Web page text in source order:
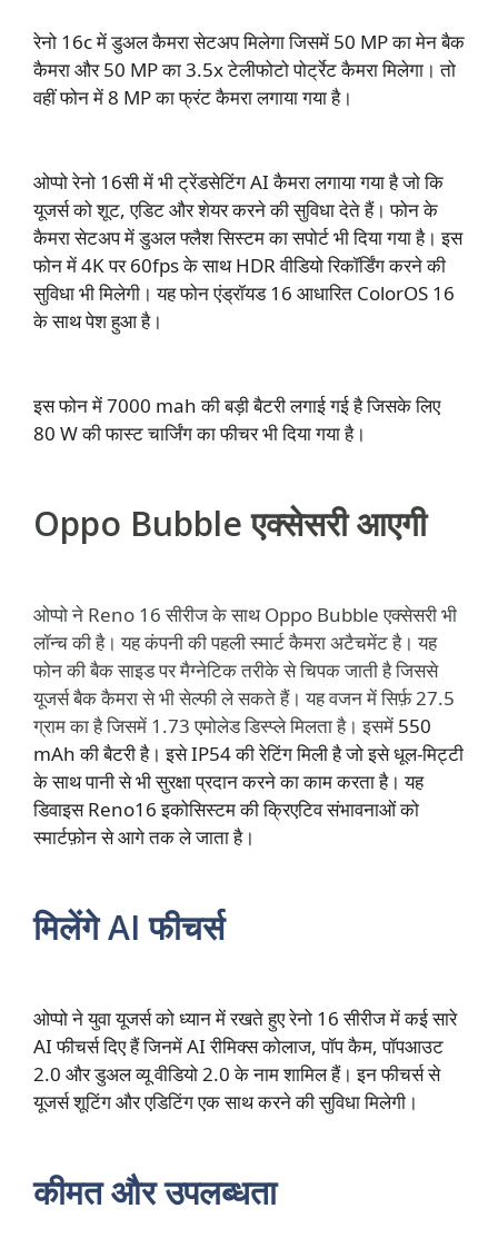
रेनो 16c में डुअल कैमरा सेटअप मिलेगा जिसमें 50 MP का मेन बैक
कैमरा और 50 MP का 3.5x टेलीफोटो पोर्ट्रेट कैमरा मिलेगा। तो
वहीं फोन में 8 MP का फ्रंट कैमरा लगाया गया है।
ओप्पो रेनो 16सी में भी ट्रेंडसेटिंग AI कैमरा लगाया गया है जो कि
यूजर्स को शूट, एडिट और शेयर करने की सुविधा देते हैं। फोन के
कैमरा सेटअप में डुअल फ्लैश सिस्टम का सपोर्ट भी दिया गया है। इस
फोन में 4K पर 60fps के साथ HDR वीडियो रिकॉर्डिंग करने की
सुविधा भी मिलेगी। यह फोन एंड्रॉयड 16 आधारित ColorOS 16
के साथ पेश हुआ है।
इस फोन में 7000 mah की बड़ी बैटरी लगाई गई है जिसके लिए
80 W की फास्ट चार्जिंग का फीचर भी दिया गया है।
Oppo Bubble एक्सेसरी आएगी
ओप्पो ने Reno 16 सीरीज के साथ Oppo Bubble एक्सेसरी भी
लॉन्च की है। यह कंपनी की पहली स्मार्ट कैमरा अटैचमेंट है। यह
फोन की बैक साइड पर मैग्नेटिक तरीके से चिपक जाती है जिससे
यूजर्स बैक कैमरा से भी सेल्फी ले सकते हैं। यह वजन में सिर्फ़ 27.5
ग्राम का है जिसमें 1.73 एमोलेड डिस्प्ले मिलता है। इसमें 550
mAh की बैटरी है। इसे IP54 की रेटिंग मिली है जो इसे धूल-मिट्टी
के साथ पानी से भी सुरक्षा प्रदान करने का काम करता है। यह
डिवाइस Reno16 इकोसिस्टम की क्रिएटिव संभावनाओं को
स्मार्टफ़ोन से आगे तक ले जाता है।
मिलेंगे AI फीचर्स
ओप्पो ने युवा यूजर्स को ध्यान में रखते हुए रेनो 16 सीरीज में कई सारे
AI फीचर्स दिए हैं जिनमें AI रीमिक्स कोलाज, पॉप कैम, पॉपआउट
2.0 और डुअल व्यू वीडियो 2.0 के नाम शामिल हैं। इन फीचर्स से
यूजर्स शूटिंग और एडिटिंग एक साथ करने की सुविधा मिलेगी।
कीमत और उपलब्धता